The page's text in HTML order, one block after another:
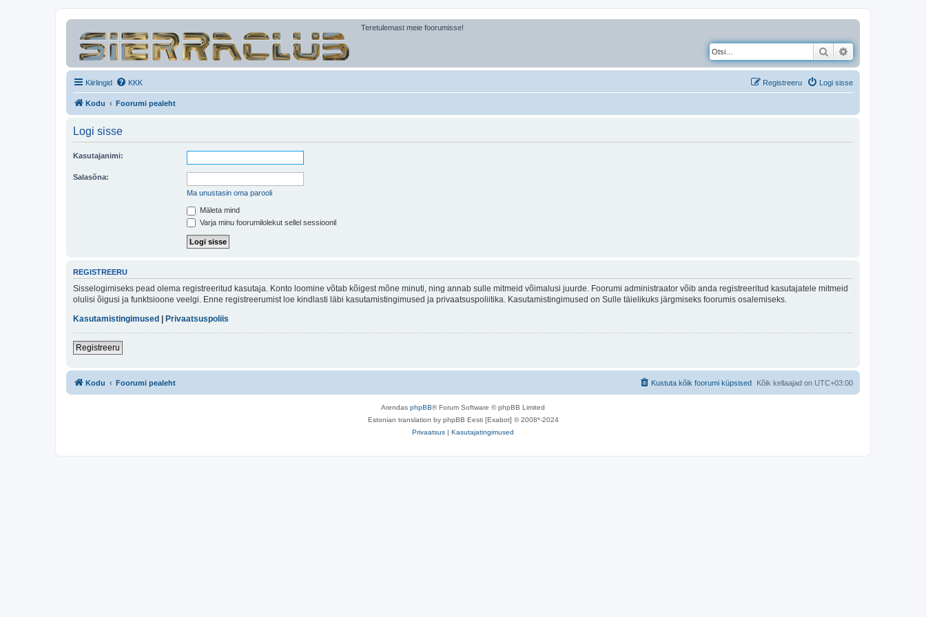
Teretulemast meie foorumisse!
Otsi
Kiirlingid KKK Logi sisse
Registreeru
Kodu Foorumi pealeht
Logi sisse
Kasutajanimi:
Salasõna:
Ma unustasin oma parooli
Mäleta mind
Varja minu foorumilolekut sellel sessioonil
REGISTREERU
Sisselogimiseks pead olema registreeritud kasutaja. Konto loomine võtab kõigest mõne minuti, ning annab sulle mitmeid võimalusi juurde. Foorumi administraator võib anda registreeritud kasutajatele mitmeid
olulisi õigusi ja funktsioone veelgi. Enne registreerumist loe kindlasti läbi kasutamistingimused ja privaatsuspoliitika. Kasutamistingimused on Sulle täielikuks järgmiseks foorumis osalemiseks.
Kasutamistingimused | Privaatsuspoliis
Registreeru
Kodu Foorumi pealeht Kõik kellaajad on UTC+03:00
Kustuta kõik foorumi küpsised
Arendas phpBB® Forum Software © phpBB Limited
Estonian translation by phpBB Eesti [Exabot] © 2008*-2024
Privaatsus | Kasutajatingimused